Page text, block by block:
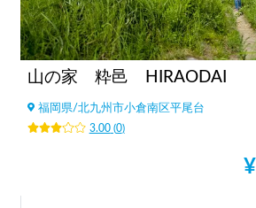
山の家 粋邑 HIRAODAI
福岡県/北九州市小倉南区平尾台
3.00(0)
¥